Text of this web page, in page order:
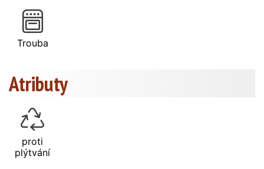
Trouba
Atributy
proti
plýtvání